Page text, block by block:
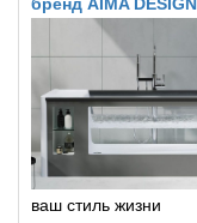
ваш стиль жизни